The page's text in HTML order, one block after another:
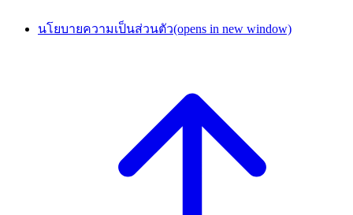
นโยบายความเป็นส่วนตัว(opens in new window)